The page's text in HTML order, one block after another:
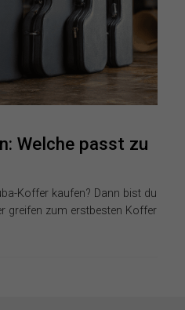
Welche passt zu
Koffer kaufen? Dann bist du
greifen zum erstbesten Koffer